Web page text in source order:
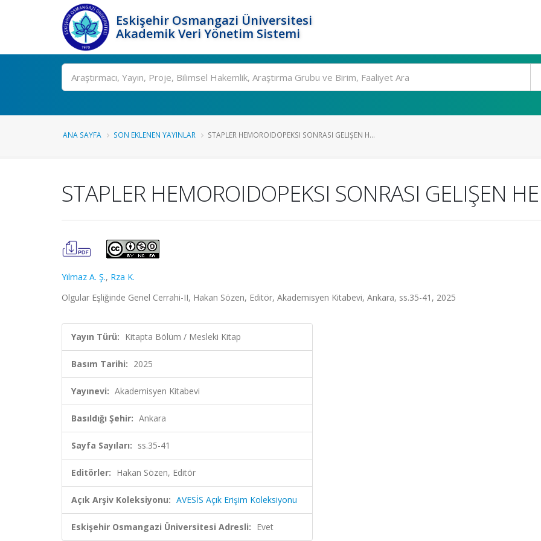
Eskişehir Osmangazi Üniversitesi
Akademik Veri Yönetim Sistemi
Ara
ANA SAYFA SON EKLENEN YAYINLAR STAPLER HEMOROIDOPEKSI SONRASI GELIŞEN H...
STAPLER HEMOROIDOPEKSI SONRASI GELIŞEN
Yılmaz A. Ş., Rza K.
Olgular Eşliğinde Genel Cerrahi-II, Hakan Sözen, Editör, Akademisyen Kitabevi, Ankara, ss.35-41, 2025
Yayın Türü: Kitapta Bölüm / Mesleki Kitap
Basım Tarihi: 2025
Yayınevi: Akademisyen Kitabevi
Basıldığı Şehir: Ankara
Sayfa Sayıları: ss.35-41
Editörler: Hakan Sözen, Editör
Açık Arşiv Koleksiyonu: AVESİS Açık Erişim Koleksiyonu
Eskişehir Osmangazi Üniversitesi Adresli: Evet